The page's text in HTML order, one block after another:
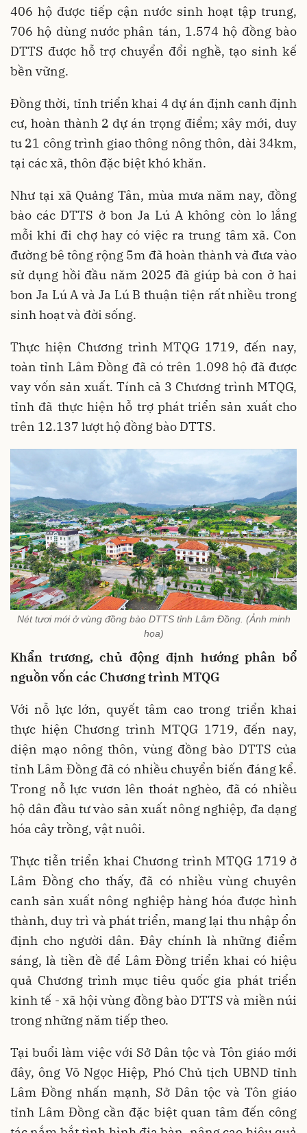
406 hộ được tiếp cận nước sinh hoạt tập trung,
706 hộ dùng nước phân tán, 1.574 hộ đồng bào
DTTS được hỗ trợ chuyển đổi nghề, tạo sinh kế
bền vững.
Đồng thời, tỉnh triển khai 4 dự án định canh định
cư, hoàn thành 2 dự án trọng điểm; xây mới, duy
tu 21 công trình giao thông nông thôn, dài 34km,
tại các xã, thôn đặc biệt khó khăn.
Như tại xã Quảng Tân, mùa mưa năm nay, đồng
bào các DTTS ở bon Ja Lú A không còn lo lắng
mỗi khi đi chợ hay có việc ra trung tâm xã. Con
đường bê tông rộng 5m đã hoàn thành và đưa vào
sử dụng hồi đầu năm 2025 đã giúp bà con ở hai
bon Ja Lú A và Ja Lú B thuận tiện rất nhiều trong
sinh hoạt và đời sống.
Thực hiện Chương trình MTQG 1719, đến nay,
toàn tỉnh Lâm Đồng đã có trên 1.098 hộ đã được
vay vốn sản xuất. Tính cả 3 Chương trình MTQG,
tỉnh đã thực hiện hỗ trợ phát triển sản xuất cho
trên 12.137 lượt hộ đồng bào DTTS.
Nét tươi mới ở vùng đồng bào DTTS tỉnh Lâm Đồng. (Ảnh minh
họa)
Khẩn trương, chủ động định hướng phân bổ
nguồn vốn các Chương trình MTQG
Với nỗ lực lớn, quyết tâm cao trong triển khai
thực hiện Chương trình MTQG 1719, đến nay,
diện mạo nông thôn, vùng đồng bào DTTS của
tỉnh Lâm Đồng đã có nhiều chuyển biến đáng kể.
Trong nỗ lực vươn lên thoát nghèo, đã có nhiều
hộ dân đầu tư vào sản xuất nông nghiệp, đa dạng
hóa cây trồng, vật nuôi.
Thực tiễn triển khai Chương trình MTQG 1719 ở
Lâm Đồng cho thấy, đã có nhiều vùng chuyên
canh sản xuất nông nghiệp hàng hóa được hình
thành, duy trì và phát triển, mang lại thu nhập ổn
định cho người dân. Đây chính là những điểm
sáng, là tiền đề để Lâm Đồng triển khai có hiệu
quả Chương trình mục tiêu quốc gia phát triển
kinh tế - xã hội vùng đồng bào DTTS và miền núi
trong những năm tiếp theo.
Tại buổi làm việc với Sở Dân tộc và Tôn giáo mới
đây, ông Võ Ngọc Hiệp, Phó Chủ tịch UBND tỉnh
Lâm Đồng nhấn mạnh, Sở Dân tộc và Tôn giáo
tỉnh Lâm Đồng cần đặc biệt quan tâm đến công